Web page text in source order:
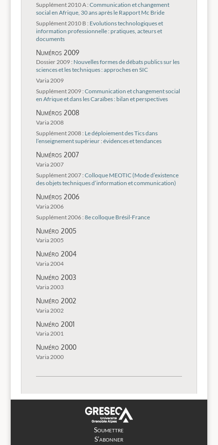
Supplément 2010 A : Communication et changement
social en Afrique, 30 ans après le Rapport Mc Bride
Supplément 2010 B : Evolutions technologiques et
information professionnelle : pratiques, acteurs et
documents
Numéros 2009
Dossier 2009 : Nouvelles formes de débats publics sur les
sciences et les techniques : approches en SIC
Varia 2009
Supplément 2009 : Communication et changement social
en Afrique et dans les Caraïbes : bilan et perspectives
Numéros 2008
Varia 2008
Supplément 2008 : Le déploiement des Tics dans
l’enseignement supérieur : évidences et tendances
Numéros 2007
Varia 2007
Supplément 2007 : Colloque MEOTIC (Mode d’existence
des objets techniques d’information et communication)
Numéros 2006
Varia 2006
Supplément 2006 : 8e colloque Brésil-France
Numéro 2005
Varia 2005
Numéro 2004
Varia 2004
Numéro 2003
Varia 2003
Numéro 2002
Varia 2002
Numéro 2001
Varia 2001
Numéro 2000
Varia 2000
Soumettre
S’abonner